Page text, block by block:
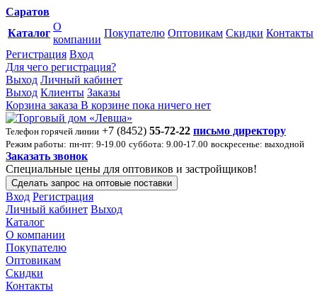
Саратов
Каталог
О
компании
Покупателю Оптовикам Скидки Контакты
Регистрация Вход
Для чего регистрация?
Выход Личный кабинет
Выход Клиенты Заказы
Корзина заказа В корзине пока ничего нет
Телефон горячей линии +7 (8452) 55-72-22 письмо директору
Режим работы: пн-пт: 9-19.00 суббота: 9.00-17.00 воскресенье: выходной
Заказать звонок
Специальные цены для оптовиков и застройщиков!
Сделать запрос на оптовые поставки
Вход Регистрация
Личный кабинет Выход
Каталог
О компании
Покупателю
Оптовикам
Скидки
Контакты